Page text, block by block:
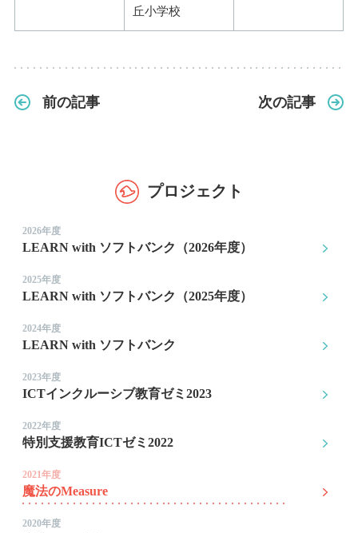
丘小学校
前の記事 次の記事
プロジェクト
2026年度
LEARN with ソフトバンク（2026年度）
2025年度
LEARN with ソフトバンク（2025年度）
2024年度
LEARN with ソフトバンク
2023年度
ICTインクルーシブ教育ゼミ2023
2022年度
特別支援教育ICTゼミ2022
2021年度
魔法のMeasure
2020年度